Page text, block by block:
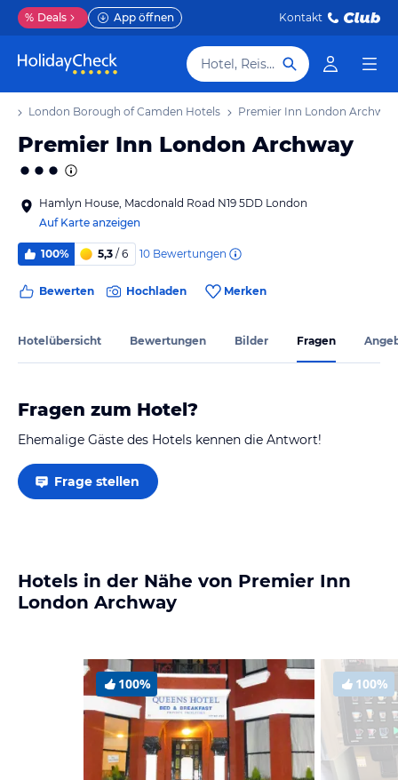
% Deals App öffnen Kontakt
Hotel, Reiseziel
London Borough of Camden Hotels Premier Inn London Archway
Premier Inn London Archway
Hamlyn House, Macdonald Road N19 5DD London
Auf Karte anzeigen
100% 5,3 / 6 10 Bewertungen
Bewerten Hochladen Merken
Hotelübersicht Bewertungen Bilder Fragen
Fragen zum Hotel?
Ehemalige Gäste des Hotels kennen die Antwort!
Frage stellen
Hotels in der Nähe von Premier Inn
London Archway
100% 100%